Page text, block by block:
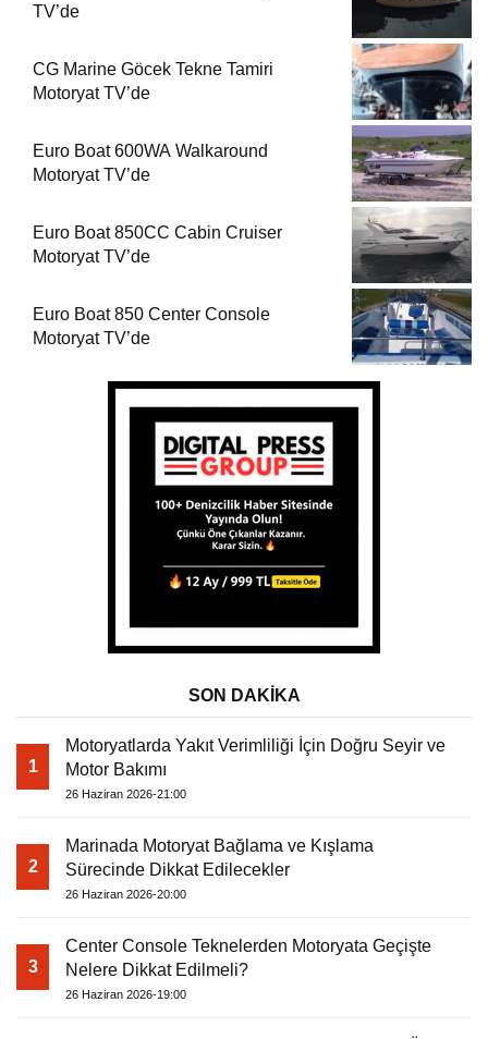
TV’de
CG Marine Göcek Tekne Tamiri
Motoryat TV’de
Euro Boat 600WA Walkaround
Motoryat TV’de
Euro Boat 850CC Cabin Cruiser
Motoryat TV’de
Euro Boat 850 Center Console
Motoryat TV’de
SON DAKİKA
1
Motoryatlarda Yakıt Verimliliği İçin Doğru Seyir ve
Motor Bakımı
26 Haziran 2026-21:00
2
Marinada Motoryat Bağlama ve Kışlama
Sürecinde Dikkat Edilecekler
26 Haziran 2026-20:00
3
Center Console Teknelerden Motoryata Geçişte
Nelere Dikkat Edilmeli?
26 Haziran 2026-19:00